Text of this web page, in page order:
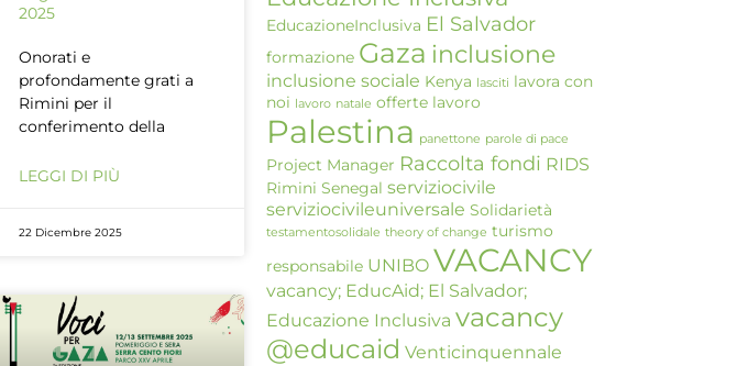
2025
Onorati e
profondamente grati a
Rimini per il
conferimento della
LEGGI DI PIÙ
22 Dicembre 2025
EducazioneInclusiva El Salvador
formazione Gaza inclusione
inclusione sociale Kenya lasciti lavora con
noi lavoro natale offerte lavoro
Palestina panettone parole di pace
Project Manager Raccolta fondi RIDS
Rimini Senegal serviziocivile
serviziocivileuniversale Solidarietà
testamentosolidale theory of change turismo
responsabile UNIBO VACANCY
vacancy; EducAid; El Salvador;
Educazione Inclusiva vacancy
@educaid Venticinquennale